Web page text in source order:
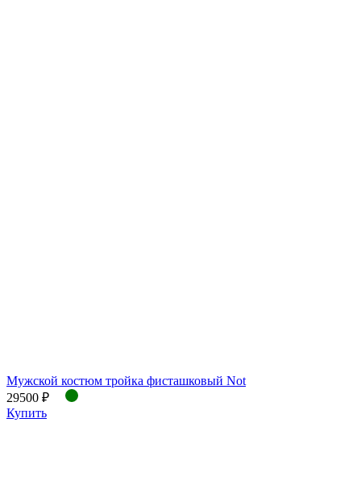
Мужской костюм тройка фисташковый Not
29500 ₽
Купить